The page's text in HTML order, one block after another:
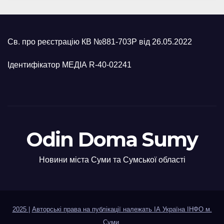
Св. про реєстрацію КВ №881-703Р від 26.05.2022
Ідентифікатор МЕДІА R-40-02241
Odin Doma Sumy
Новини міста Суми та Сумської області
2025
Авторські права на публікації належать ІА Україна ІНФО м.
Суми